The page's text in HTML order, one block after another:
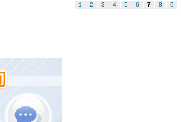
1 2 3 4 5 6 7 8 9